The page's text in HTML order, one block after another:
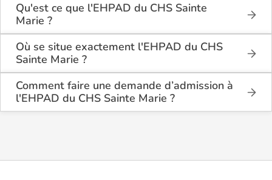
Qu'est ce que l'EHPAD du CHS Sainte
Marie ?
L'EHPAD du CHS Sainte Marie est une maison de
retraite médicalisée de type USLD (Unité de Soins
Longue Durée), hébergement permanent , située à
Le Puy-en-Velay (43000).
Où se situe exactement l'EHPAD du CHS
Sainte Marie ?
L'EHPAD du CHS Sainte Marie est situé Route de
Montredon à Le Puy-en-Velay (43000), en Haute
Loire (43).
Comment faire une demande d’admission à
l'EHPAD du CHS Sainte Marie ?
La demande s’effectue directement via le formulaire
les coûts et les démarches administratives